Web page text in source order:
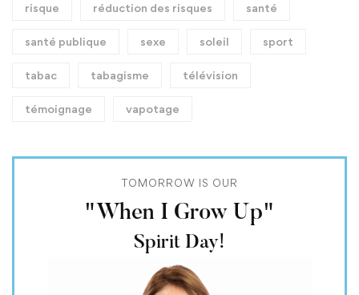
risque réduction des risques santé
santé publique sexe soleil sport
tabac tabagisme télévision
témoignage vapotage
TOMORROW IS OUR
"When I Grow Up"
Spirit Day!